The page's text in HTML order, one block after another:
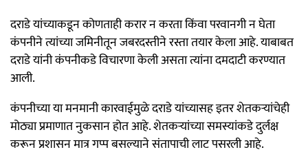
दराडे यांच्याकडून कोणताही करार न करता किंवा परवानगी न घेता
कंपनीने त्यांच्या जमिनीतून जबरदस्तीने रस्ता तयार केला आहे. याबाबत
दराडे यांनी कंपनीकडे विचारणा केली असता त्यांना दमदाटी करण्यात
आली.
कंपनीच्या या मनमानी कारवाईमुळे दराडे यांच्यासह इतर शेतकऱ्यांचेही
मोठ्या प्रमाणात नुकसान होत आहे. शेतकऱ्यांच्या समस्यांकडे दुर्लक्ष
करून प्रशासन मात्र गप्प बसल्याने संतापाची लाट पसरली आहे.